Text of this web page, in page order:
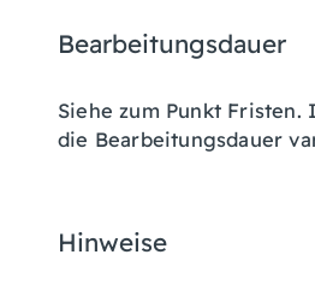
Bearbeitungsdauer
Siehe zum Punkt Fristen.
die Bearbeitungsdauer
Hinweise